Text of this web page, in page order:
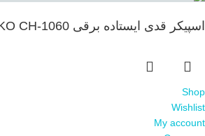
اسپیکر قدی ایستاده برقی ANIKO CH-1060
Shop
Wishlist
My account